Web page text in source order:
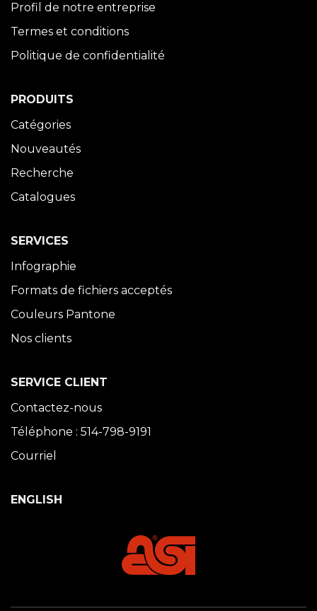
Profil de notre entreprise
Termes et conditions
Politique de confidentialité
PRODUITS
Catégories
Nouveautés
Recherche
Catalogues
SERVICES
Infographie
Formats de fichiers acceptés
Couleurs Pantone
Nos clients
SERVICE CLIENT
Contactez-nous
Téléphone : 514-798-9191
Courriel
ENGLISH